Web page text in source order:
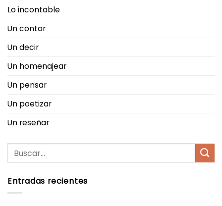
Lo incontable
Un contar
Un decir
Un homenajear
Un pensar
Un poetizar
Un reseñar
Entradas recientes